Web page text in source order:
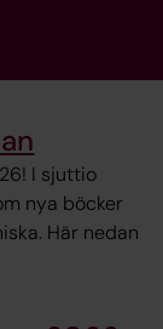
I sjuttio
nya böcker
Här nedan